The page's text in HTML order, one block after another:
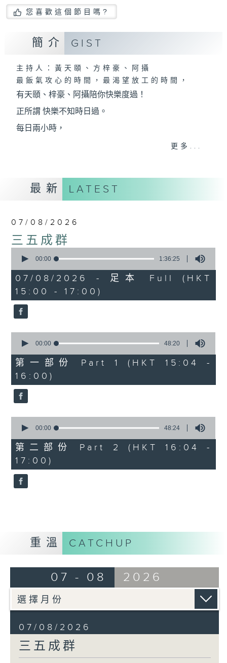
您喜歡這個節目嗎?
簡介 GIST
主持人：黃天頤、方梓豪、阿攝
最飯氣攻心的時間，最渴望放工的時間，
有天頤、梓豪、阿攝陪你快樂度過！
正所謂 快樂不知時日過。
每日兩小時，
還有你最喜歡的靈異故事。
三五成群 個個好人 陪你等放工
更多...
最新 LATEST
07/08/2026
三五成群
seconds
1
hour,
36
minutes,
25
seconds
00:00 1:36:25
07/08/2026 - 足本 Full (HKT
15:00 - 17:00)
seconds
48
minutes,
20
seconds
00:00 48:20
第一部份 Part 1 (HKT 15:04 -
16:00)
seconds
48
minutes,
24
seconds
00:00 48:24
第二部份 Part 2 (HKT 16:04 -
17:00)
重溫 CATCHUP
07 - 08 2026
07/08/2026
三五成群